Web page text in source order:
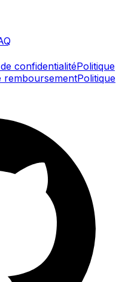
confidentialitéPolitique
remboursementPolitique